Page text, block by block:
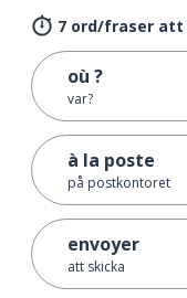
7 ord/fraser att
où ?
var?
à la poste
på postkontoret
envoyer
att skicka